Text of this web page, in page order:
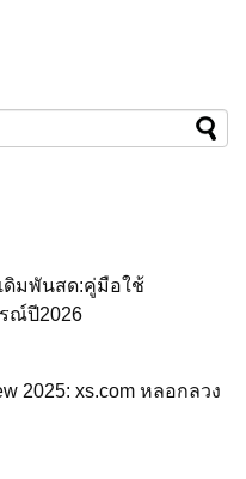
ดิมพันสด:คู่มือใช้
ณ์ปี2026
2025: xs.com หลอกลวง